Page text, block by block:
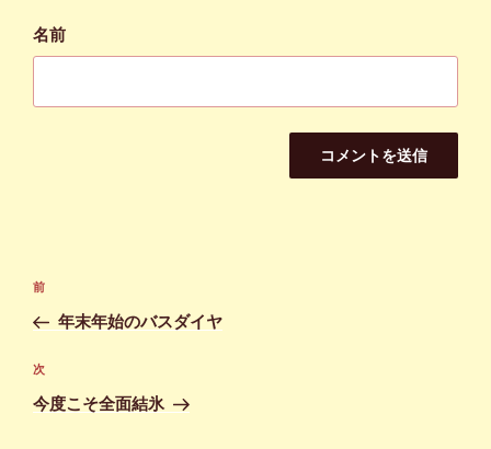
名前
投
ナ
ビ
ゲ
前
の
稿
前
年末年始のバスダイヤ
次
の
次
今度こそ全面結氷